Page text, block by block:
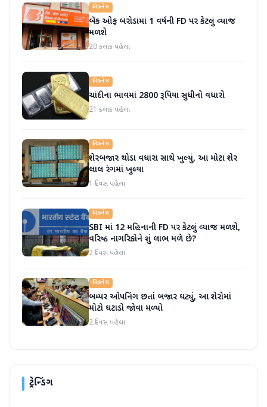
બિઝનેસ
બેંક ઓફ બરોડામાં 1 વર્ષની FD પર કેટલું વ્યાજ
મળશે
20 કલાક પહેલા
બિઝનેસ
ચાંદીના ભાવમાં 2800 રૂપિયા સુધીનો વધારો
21 કલાક પહેલા
બિઝનેસ
શેરબજાર થોડા વધારા સાથે ખુલ્યું, આ મોટા શેર
લાલ રંગમાં ખુલ્યા
1 દિવસ પહેલા
બિઝનેસ
SBI માં 12 મહિનાની FD પર કેટલું વ્યાજ મળશે,
વરિષ્ઠ નાગરિકોને શું લાભ મળે છે?
2 દિવસ પહેલા
બિઝનેસ
બમ્પર ઓપનિંગ છતાં બજાર ઘટ્યું, આ શેરોમાં
મોટો ઘટાડો જોવા મળ્યો
2 દિવસ પહેલા
ટ્રેન્ડિંગ